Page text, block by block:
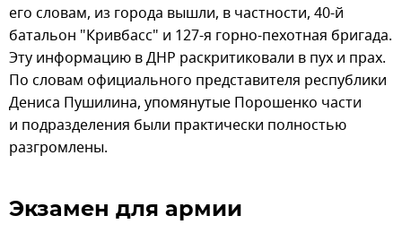
его словам, из города вышли, в частности, 40-й
батальон "Кривбасс" и 127-я горно-пехотная бригада.
Эту информацию в ДНР раскритиковали в пух и прах.
По словам официального представителя республики
Дениса Пушилина, упомянутые Порошенко части
и подразделения были практически полностью
разгромлены.
Экзамен для армии